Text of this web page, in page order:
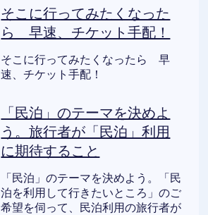
そこに行ってみたくなった
ら 早速、チケット手配！
そこに行ってみたくなったら 早
速、チケット手配！
「民泊」のテーマを決めよ
う。旅行者が「民泊」利用
に期待すること
「民泊」のテーマを決めよう。「民
泊を利用して行きたいところ」のご
希望を伺って、民泊利用の旅行者が